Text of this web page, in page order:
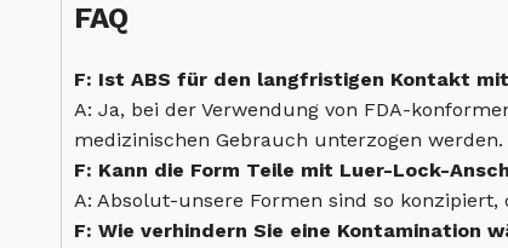
FAQ
F: Ist ABS für den langfristigen Kontakt
A: Ja, bei der Verwendung von FDA-
medizinischen Gebrauch unterzogen werden.
F: Kann die Form Teile mit Luer-Lock-
A: Absolut-unsere Formen sind so konzipiert,
F: Wie verhindern Sie eine Kontamination